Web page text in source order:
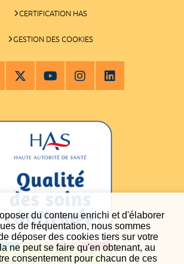
du contenu enrichi et d'élaborer
de fréquentation, nous sommes
déposer des cookies tiers sur votre
ne peut se faire qu'en obtenant, au
consentement pour chacun de ces
CERTIFICATION HAS
GESTION DES COOKIES